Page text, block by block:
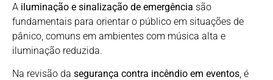
A iluminação e sinalização de emergência são
fundamentais para orientar o público em situações de
pânico, comuns em ambientes com música alta e
iluminação reduzida.
Na revisão da segurança contra incêndio em eventos, é